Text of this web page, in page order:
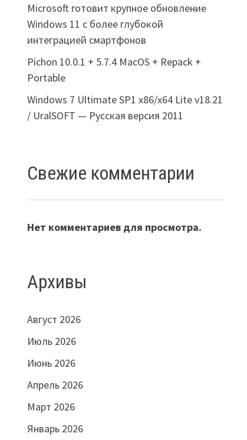
Microsoft готовит крупное обновление
Windows 11 с более глубокой
интеграцией смартфонов
Pichon 10.0.1 + 5.7.4 MacOS + Repack +
Portable
Windows 7 Ultimate SP1 x86/x64 Lite v18.21
/ UralSOFT — Русская версия 2011
Свежие комментарии
Нет комментариев для просмотра.
Архивы
Август 2026
Июль 2026
Июнь 2026
Апрель 2026
Март 2026
Январь 2026